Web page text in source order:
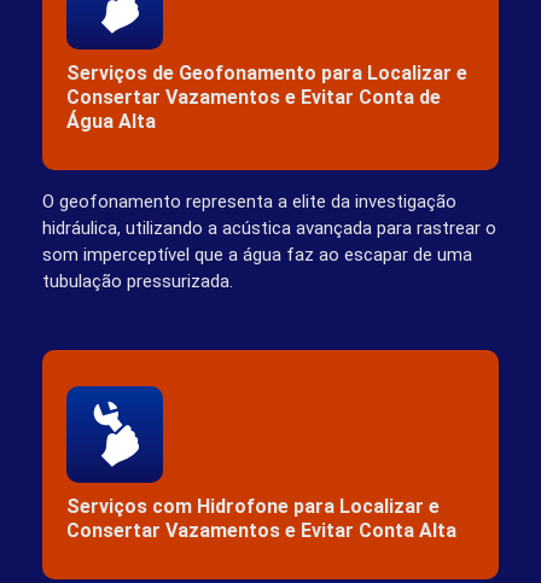
Serviços de Geofonamento para Localizar e
Consertar Vazamentos e Evitar Conta de
Água Alta
O geofonamento representa a elite da investigação
hidráulica, utilizando a acústica avançada para rastrear o
som imperceptível que a água faz ao escapar de uma
tubulação pressurizada.
Serviços com Hidrofone para Localizar e
Consertar Vazamentos e Evitar Conta Alta